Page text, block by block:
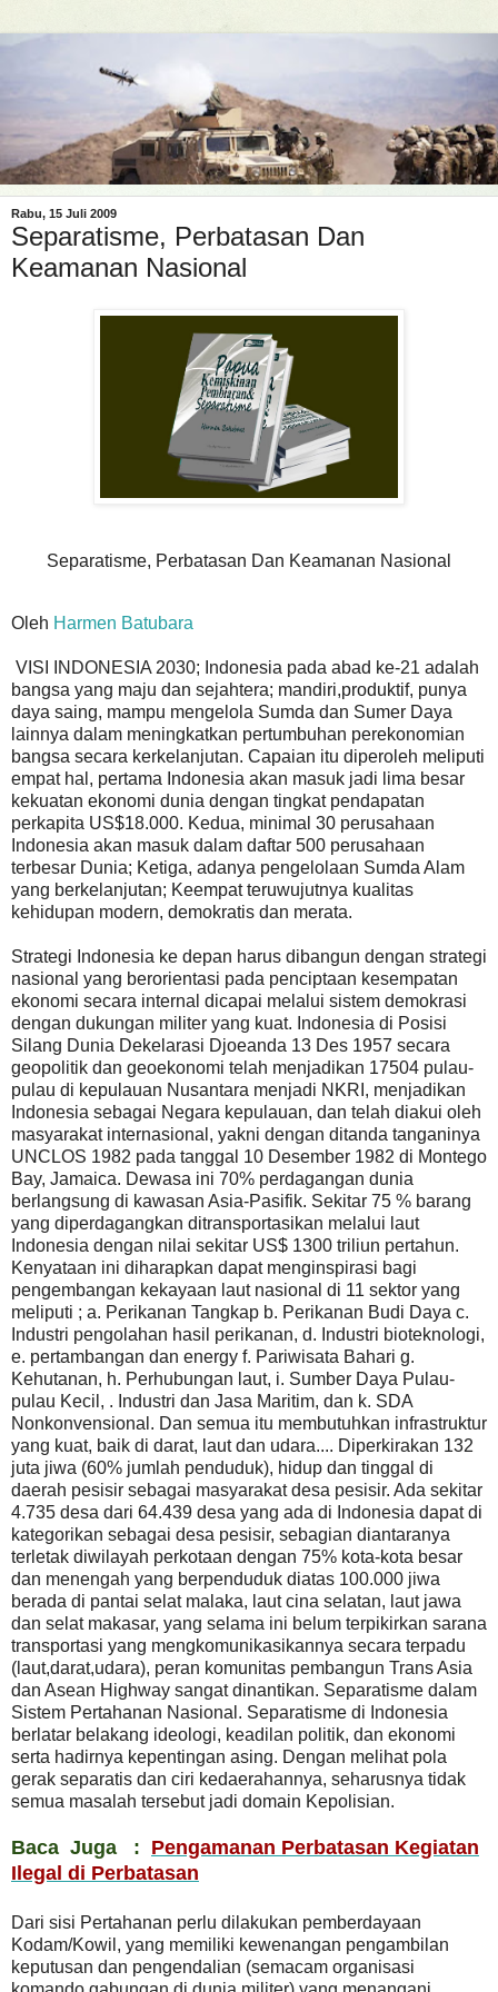
Rabu, 15 Juli 2009
Separatisme, Perbatasan Dan
Keamanan Nasional
Separatisme, Perbatasan Dan Keamanan Nasional
Oleh Harmen Batubara
VISI INDONESIA 2030; Indonesia pada abad ke-21 adalah
bangsa yang maju dan sejahtera; mandiri,produktif, punya
daya saing, mampu mengelola Sumda dan Sumer Daya
lainnya dalam meningkatkan pertumbuhan perekonomian
bangsa secara kerkelanjutan. Capaian itu diperoleh meliputi
empat hal, pertama Indonesia akan masuk jadi lima besar
kekuatan ekonomi dunia dengan tingkat pendapatan
perkapita US$18.000. Kedua, minimal 30 perusahaan
Indonesia akan masuk dalam daftar 500 perusahaan
terbesar Dunia; Ketiga, adanya pengelolaan Sumda Alam
yang berkelanjutan; Keempat teruwujutnya kualitas
kehidupan modern, demokratis dan merata.
Strategi Indonesia ke depan harus dibangun dengan strategi
nasional yang berorientasi pada penciptaan kesempatan
ekonomi secara internal dicapai melalui sistem demokrasi
dengan dukungan militer yang kuat. Indonesia di Posisi
Silang Dunia Dekelarasi Djoeanda 13 Des 1957 secara
geopolitik dan geoekonomi telah menjadikan 17504 pulau-
pulau di kepulauan Nusantara menjadi NKRI, menjadikan
Indonesia sebagai Negara kepulauan, dan telah diakui oleh
masyarakat internasional, yakni dengan ditanda tanganinya
UNCLOS 1982 pada tanggal 10 Desember 1982 di Montego
Bay, Jamaica. Dewasa ini 70% perdagangan dunia
berlangsung di kawasan Asia-Pasifik. Sekitar 75 % barang
yang diperdagangkan ditransportasikan melalui laut
Indonesia dengan nilai sekitar US$ 1300 triliun pertahun.
Kenyataan ini diharapkan dapat menginspirasi bagi
pengembangan kekayaan laut nasional di 11 sektor yang
meliputi ; a. Perikanan Tangkap b. Perikanan Budi Daya c.
Industri pengolahan hasil perikanan, d. Industri bioteknologi,
e. pertambangan dan energy f. Pariwisata Bahari g.
Kehutanan, h. Perhubungan laut, i. Sumber Daya Pulau-
pulau Kecil, . Industri dan Jasa Maritim, dan k. SDA
Nonkonvensional. Dan semua itu membutuhkan infrastruktur
yang kuat, baik di darat, laut dan udara.... Diperkirakan 132
juta jiwa (60% jumlah penduduk), hidup dan tinggal di
daerah pesisir sebagai masyarakat desa pesisir. Ada sekitar
4.735 desa dari 64.439 desa yang ada di Indonesia dapat di
kategorikan sebagai desa pesisir, sebagian diantaranya
terletak diwilayah perkotaan dengan 75% kota-kota besar
dan menengah yang berpenduduk diatas 100.000 jiwa
berada di pantai selat malaka, laut cina selatan, laut jawa
dan selat makasar, yang selama ini belum terpikirkan sarana
transportasi yang mengkomunikasikannya secara terpadu
(laut,darat,udara), peran komunitas pembangun Trans Asia
dan Asean Highway sangat dinantikan. Separatisme dalam
Sistem Pertahanan Nasional. Separatisme di Indonesia
berlatar belakang ideologi, keadilan politik, dan ekonomi
serta hadirnya kepentingan asing. Dengan melihat pola
gerak separatis dan ciri kedaerahannya, seharusnya tidak
semua masalah tersebut jadi domain Kepolisian.
Baca Juga : Pengamanan Perbatasan Kegiatan
Ilegal di Perbatasan
Dari sisi Pertahanan perlu dilakukan pemberdayaan
Kodam/Kowil, yang memiliki kewenangan pengambilan
keputusan dan pengendalian (semacam organisasi